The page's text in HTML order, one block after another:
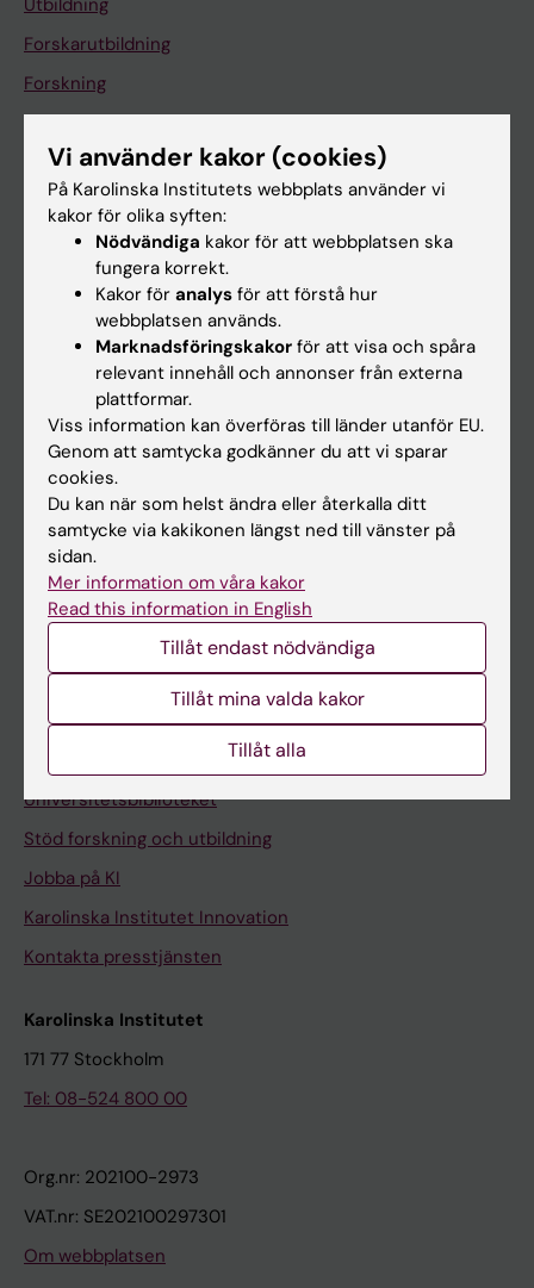
Utbildning
Forskarutbildning
Forskning
På gång
Nyheter
Kalender
Student
Canvas
Schema
Studentmejlen
Kurs- och programwebbar
Student på KI
Medarbetarportalen
Universitetsbiblioteket
Stöd forskning och utbildning
Jobba på KI
Karolinska Institutet Innovation
Kontakta presstjänsten
Karolinska Institutet
171 77 Stockholm
Tel: 08-524 800 00
Org.nr: 202100-2973
VAT.nr: SE202100297301
Om webbplatsen
Vi använder kakor (cookies)
På Karolinska Institutets webbplats använder vi
kakor för olika syften:
Nödvändiga kakor för att webbplatsen ska
fungera korrekt.
Kakor för analys för att förstå hur
webbplatsen används.
Marknadsföringskakor för att visa och spåra
relevant innehåll och annonser från externa
plattformar.
Viss information kan överföras till länder utanför EU.
Genom att samtycka godkänner du att vi sparar
cookies.
Du kan när som helst ändra eller återkalla ditt
samtycke via kakikonen längst ned till vänster på
sidan.
Mer information om våra kakor
Read this information in English
Tillåt endast nödvändiga
Tillåt mina valda kakor
Tillåt alla